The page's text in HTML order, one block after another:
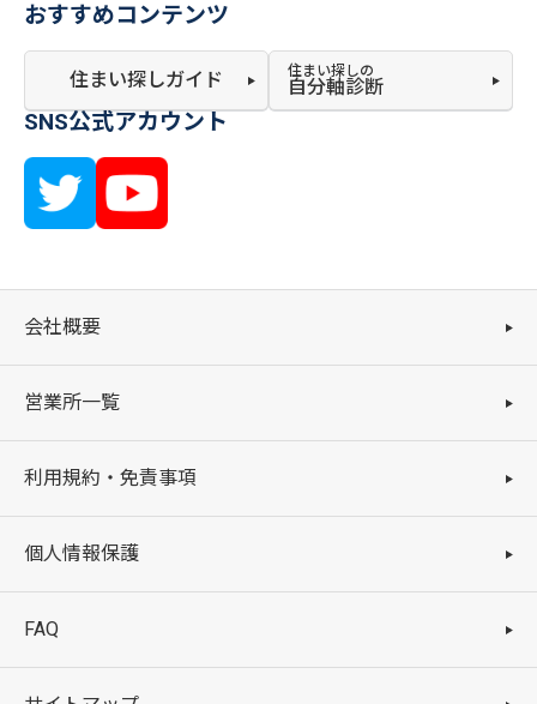
おすすめコンテンツ
住まい探しガイド 住まい探しの
自分軸診断
SNS公式アカウント
会社概要
営業所一覧
利用規約・免責事項
個人情報保護
FAQ